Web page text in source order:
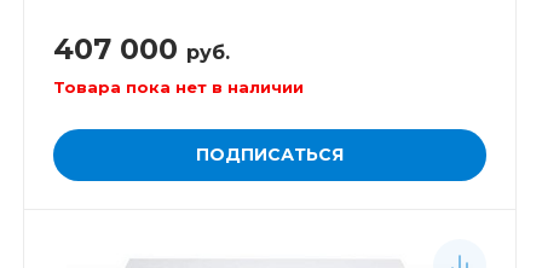
407 000 руб.
Товара пока нет в наличии
ПОДПИСАТЬСЯ